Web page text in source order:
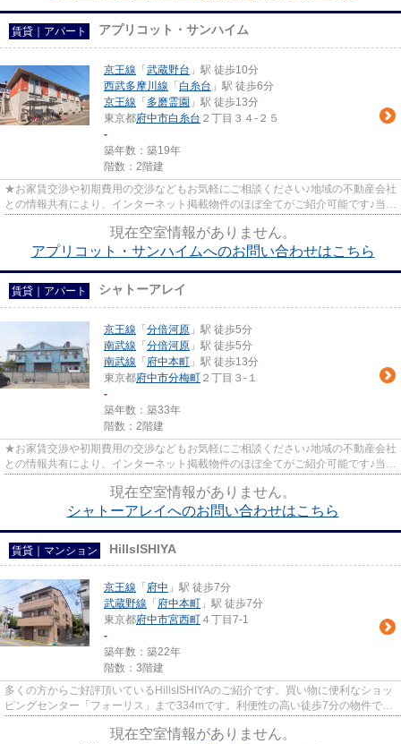
賃貸｜アパート アプリコット・サンハイム
京王線 「 武蔵野台 」駅 徒歩10分
西武多摩川線 「 白糸台 」駅 徒歩6分
京王線 「 多磨霊園 」駅 徒歩13分
東京都府中市白糸台 ２丁目３４-２５
-
築年数：築19年
階数：2階建
★お家賃交渉や初期費用の交渉などもお気軽にご相談ください♪地域の不動産会社
との情報共有により、インターネット掲載物件のほぼ全てがご紹介可能です♪当店
現在空室情報がありません。
アプリコット・サンハイムへのお問い合わせはこちら
賃貸｜アパート シャトーアレイ
京王線 「 分倍河原 」駅 徒歩5分
南武線 「 分倍河原 」駅 徒歩5分
南武線 「 府中本町 」駅 徒歩13分
東京都府中市分梅町 ２丁目３-１
-
築年数：築33年
階数：2階建
★お家賃交渉や初期費用の交渉などもお気軽にご相談ください♪地域の不動産会社
との情報共有により、インターネット掲載物件のほぼ全てがご紹介可能です♪当店
現在空室情報がありません。
シャトーアレイへのお問い合わせはこちら
賃貸｜マンション HillsISHIYA
京王線 「 府中 」駅 徒歩7分
武蔵野線 「 府中本町 」駅 徒歩7分
東京都府中市宮西町 ４丁目7-1
-
築年数：築22年
階数：3階建
多くの方からご好評頂いているHillsISHIYAのご紹介です。買い物に便利なショッ
ピングセンター「フォーリス」まで334mです。利便性の高い徒歩7分の物件で
現在空室情報がありません。